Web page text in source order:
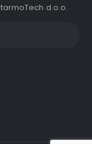
d.o.o.